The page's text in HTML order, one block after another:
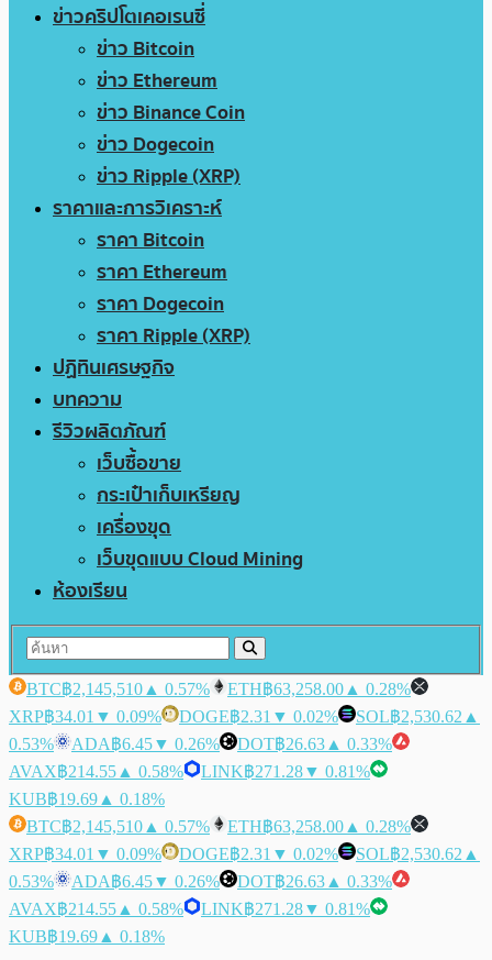
ข่าวคริปโตเคอเรนซี่
ข่าว Bitcoin
ข่าว Ethereum
ข่าว Binance Coin
ข่าว Dogecoin
ข่าว Ripple (XRP)
ราคาและการวิเคราะห์
ราคา Bitcoin
ราคา Ethereum
ราคา Dogecoin
ราคา Ripple (XRP)
ปฏิทินเศรษฐกิจ
บทความ
รีวิวผลิตภัณฑ์
เว็บซื้อขาย
กระเป๋าเก็บเหรียญ
เครื่องขุด
เว็บขุดแบบ Cloud Mining
ห้องเรียน
BTC฿2,145,510 ▲ 0.57% ETH฿63,258.00 ▲ 0.28%
XRP฿34.01 ▼ 0.09% DOGE฿2.31 ▼ 0.02% SOL฿2,530.62 ▲
0.53%
ADA฿6.45▼ 0.26% DOT฿26.63 ▲ 0.33%
AVAX฿214.55 ▲ 0.58% LINK฿271.28▼ 0.81%
KUB฿19.69 ▲ 0.18%
BTC฿2,145,510 ▲ 0.57% ETH฿63,258.00 ▲ 0.28%
XRP฿34.01 ▼ 0.09% DOGE฿2.31 ▼ 0.02% SOL฿2,530.62 ▲
0.53%
ADA฿6.45▼ 0.26% DOT฿26.63 ▲ 0.33%
AVAX฿214.55 ▲ 0.58% LINK฿271.28▼ 0.81%
KUB฿19.69 ▲ 0.18%